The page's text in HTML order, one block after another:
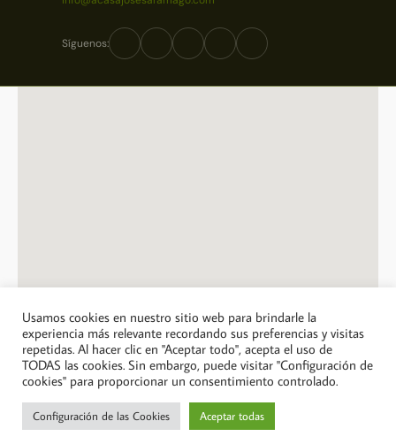
Síguenos:
© 2026 A Casa Jose Saramago. Todos los derechos reservados.
Política de privacidad
Política de cookies
Más información sobre las cookies
Usamos cookies en nuestro sitio web para brindarle la
experiencia más relevante recordando sus preferencias y visitas
repetidas. Al hacer clic en "Aceptar todo", acepta el uso de
TODAS las cookies. Sin embargo, puede visitar "Configuración de
cookies" para proporcionar un consentimiento controlado.
Configuración de las Cookies Aceptar todas